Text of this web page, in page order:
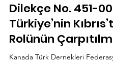
Dilekçe No. 451-
Türkiye’nin
Rolünün
Kanada Türk Dernekleri